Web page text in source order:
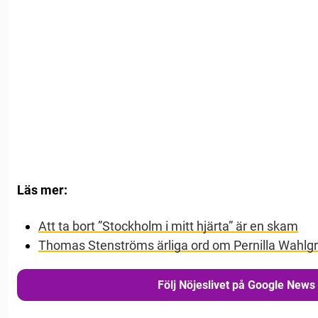
Läs mer:
Att ta bort ”Stockholm i mitt hjärta” är en skam
Thomas Stenströms ärliga ord om Pernilla
Följ Nöjeslivet på Google News